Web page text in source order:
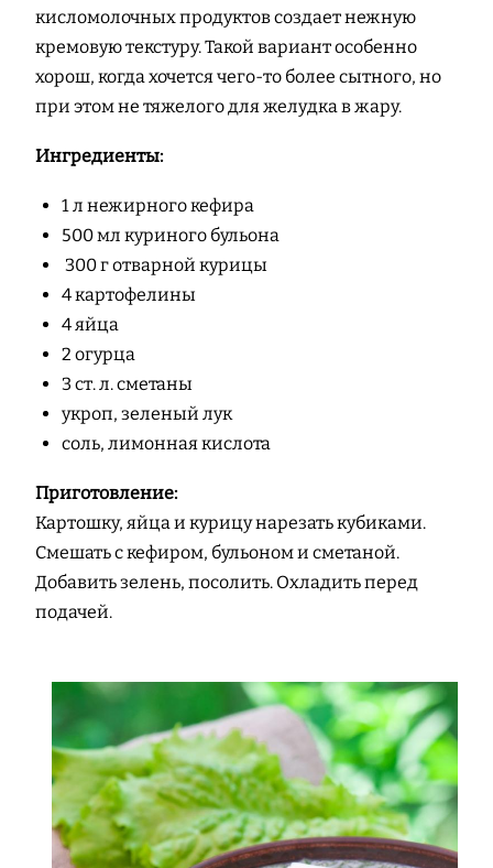
кисломолочных продуктов создает нежную
кремовую текстуру. Такой вариант особенно
хорош, когда хочется чего-то более сытного, но
при этом не тяжелого для желудка в жару.
Ингредиенты:
1 л нежирного кефира
500 мл куриного бульона
300 г отварной курицы
4 картофелины
4 яйца
2 огурца
3 ст. л. сметаны
укроп, зеленый лук
соль, лимонная кислота
Приготовление:
Картошку, яйца и курицу нарезать кубиками.
Смешать с кефиром, бульоном и сметаной.
Добавить зелень, посолить. Охладить перед
подачей.